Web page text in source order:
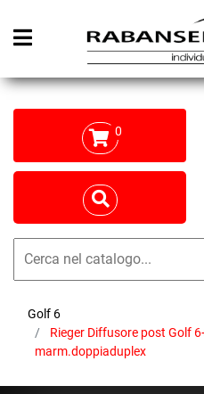
Open menu
0
Golf 6
Rieger Diffusore post Golf
marm.doppiaduplex